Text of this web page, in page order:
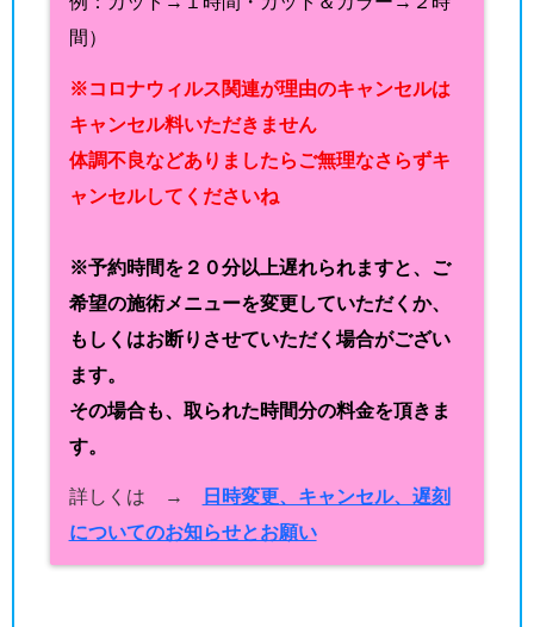
間）
※コロナウィルス関連が理由のキャンセルは
キャンセル料いただきません
体調不良などありましたらご無理なさらずキ
ャンセルしてくださいね
※予約時間を２０分以上遅れられますと、ご
希望の施術メニューを変更していただくか、
もしくはお断りさせていただく場合がござい
ます。
その場合も、取られた時間分の料金を頂きま
す。
詳しくは →
日時変更、キャンセル、遅刻
についてのお知らせとお願い